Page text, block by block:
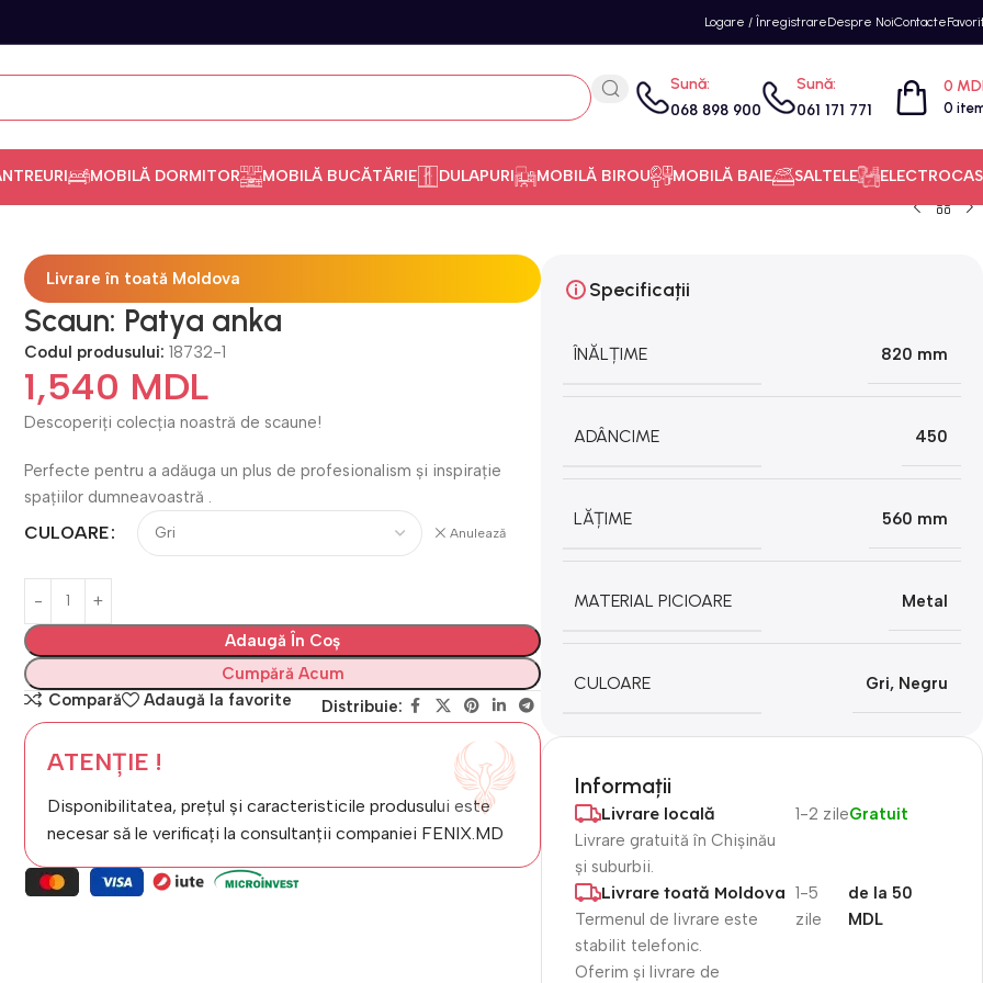
Logare / ÎnregistrareDespre NoiContacte
Sună:
068 898 900
Sună:
061 171 771 0
0
MOBILĂ DORMITOR MOBILĂ BUCĂTĂRIE DULAPURI MOBILĂ BIROU MOBILĂ BAIE SALTELE
Livrare în toată Moldova
Scaun: Patya anka
Codul produsului:18732-1
1,540 MDL
Descoperiți colecția noastră de scaune!
Perfecte pentru a adăuga un plus de profesionalism și inspirație
spațiilor dumneavoastră .
CULOARE Anulează
Adaugă În Coș
Cumpără Acum
Compară
Adaugă la favorite Distribuie:
ATENȚIE !
Disponibilitatea, prețul și caracteristicile produsului este
necesar să le verificați la consultanții companiei FENIX.MD
Specificații
ÎNĂLȚIME 820 mm
ADÂNCIME 450
LĂȚIME 560 mm
MATERIAL PICIOARE Metal
CULOARE Gri, Negru
Informații
Livrare locală
Livrare gratuită în Chișinău
și suburbii.
1-2 zileGratuit
Livrare toată Moldova
Termenul de livrare este
stabilit telefonic.
Oferim și livrare de
1-5
zile
de la 50
MDL